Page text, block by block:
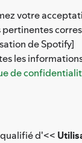
votre
de Spotify]
les
de
d'<<